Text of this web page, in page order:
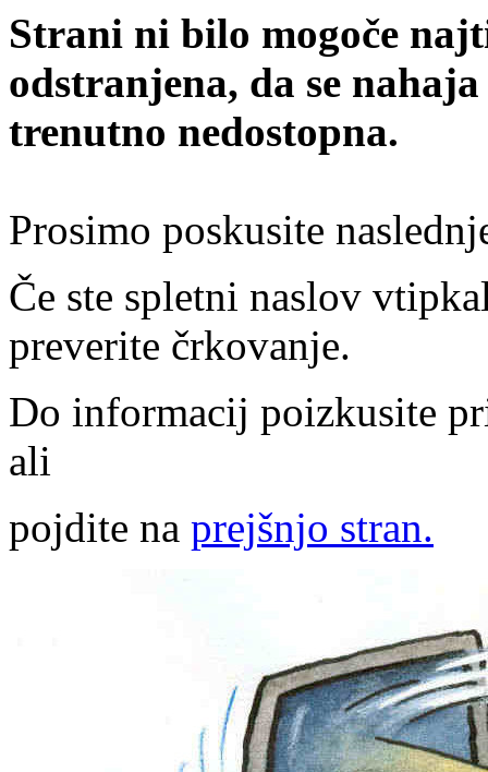
Strani ni bilo mogoče
odstranjena, da se
trenutno nedostopna.
Prosimo poskusite
Če ste spletni naslov
preverite črkovanje.
Do informacij poizkusite
ali
pojdite na prejšnjo stran.